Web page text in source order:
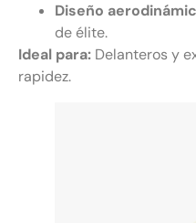
Diseño
de élite.
Ideal para: Delanteros y
rapidez.